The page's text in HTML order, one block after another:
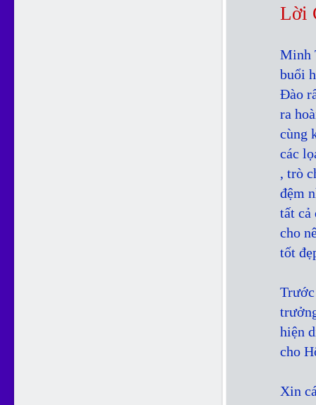
Lời
Minh
buổi
Đào
ra
cùng
các
, trò
đệm
tất cả
cho
tốt
hiện
cho
Xin